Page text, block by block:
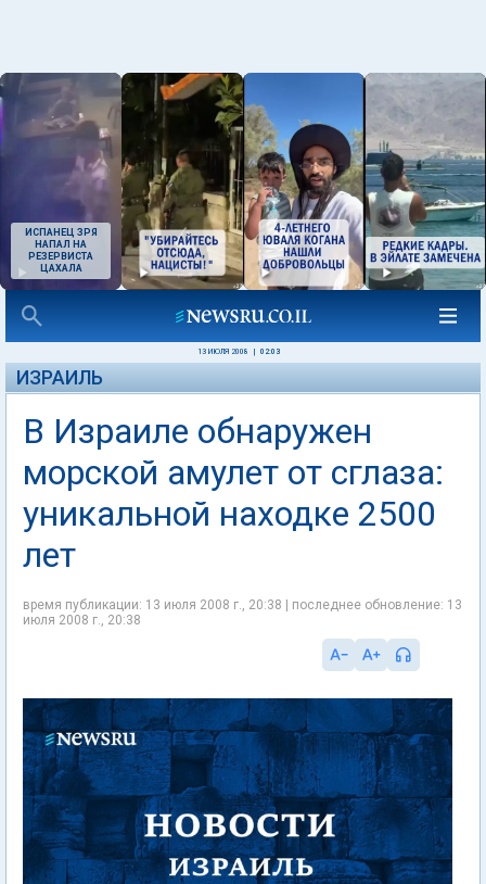
ИСПАНЕЦ ЗРЯ
НАПАЛ НА
РЕЗЕРВИСТА
ЦАХАЛА
13 ИЮЛЯ 2008 02:03
ИЗРАИЛЬ
В Израиле обнаружен
морской амулет от сглаза:
уникальной находке 2500
лет
время публикации: 13 июля 2008 г., 20:38 | последнее обновление: 13
июля 2008 г., 20:38